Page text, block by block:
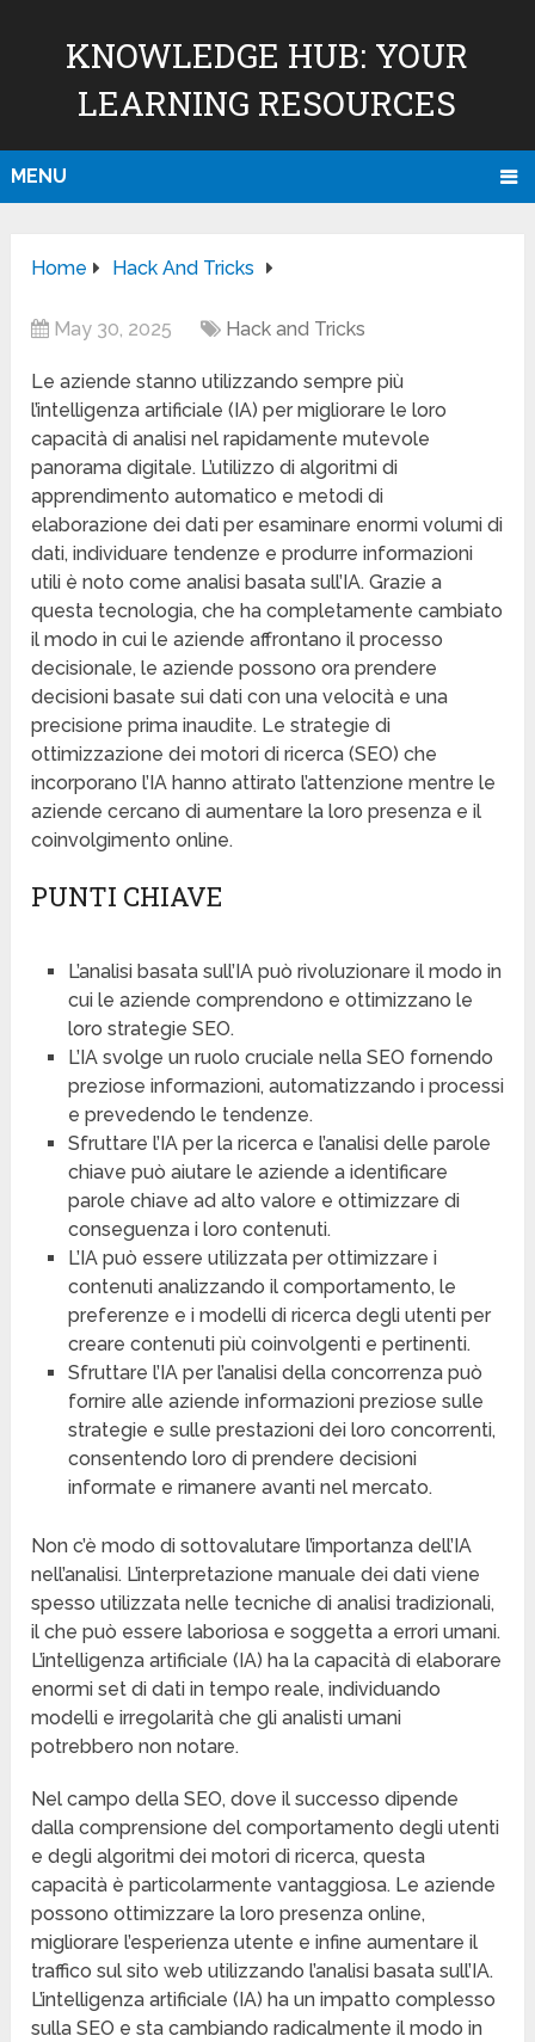
KNOWLEDGE HUB: YOUR
LEARNING RESOURCES
MENU
Home Hack And Tricks
May 30, 2025 Hack and Tricks
Le aziende stanno utilizzando sempre più
l’intelligenza artificiale (IA) per migliorare le loro
capacità di analisi nel rapidamente mutevole
panorama digitale. L’utilizzo di algoritmi di
apprendimento automatico e metodi di
elaborazione dei dati per esaminare enormi volumi di
dati, individuare tendenze e produrre informazioni
utili è noto come analisi basata sull’IA. Grazie a
questa tecnologia, che ha completamente cambiato
il modo in cui le aziende affrontano il processo
decisionale, le aziende possono ora prendere
decisioni basate sui dati con una velocità e una
precisione prima inaudite. Le strategie di
ottimizzazione dei motori di ricerca (SEO) che
incorporano l’IA hanno attirato l’attenzione mentre le
aziende cercano di aumentare la loro presenza e il
coinvolgimento online.
PUNTI CHIAVE
L’analisi basata sull’IA può rivoluzionare il modo in
cui le aziende comprendono e ottimizzano le
loro strategie SEO.
L’IA svolge un ruolo cruciale nella SEO fornendo
preziose informazioni, automatizzando i processi
e prevedendo le tendenze.
Sfruttare l’IA per la ricerca e l’analisi delle parole
chiave può aiutare le aziende a identificare
parole chiave ad alto valore e ottimizzare di
conseguenza i loro contenuti.
L’IA può essere utilizzata per ottimizzare i
contenuti analizzando il comportamento, le
preferenze e i modelli di ricerca degli utenti per
creare contenuti più coinvolgenti e pertinenti.
Sfruttare l’IA per l’analisi della concorrenza può
fornire alle aziende informazioni preziose sulle
strategie e sulle prestazioni dei loro concorrenti,
consentendo loro di prendere decisioni
informate e rimanere avanti nel mercato.
Non c’è modo di sottovalutare l’importanza dell’IA
nell’analisi. L’interpretazione manuale dei dati viene
spesso utilizzata nelle tecniche di analisi tradizionali,
il che può essere laboriosa e soggetta a errori umani.
L’intelligenza artificiale (IA) ha la capacità di elaborare
enormi set di dati in tempo reale, individuando
modelli e irregolarità che gli analisti umani
potrebbero non notare.
Nel campo della SEO, dove il successo dipende
dalla comprensione del comportamento degli utenti
e degli algoritmi dei motori di ricerca, questa
capacità è particolarmente vantaggiosa. Le aziende
possono ottimizzare la loro presenza online,
migliorare l’esperienza utente e infine aumentare il
traffico sul sito web utilizzando l’analisi basata sull’IA.
L’intelligenza artificiale (IA) ha un impatto complesso
sulla SEO e sta cambiando radicalmente il modo in